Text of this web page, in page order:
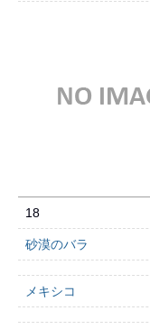
18
砂漠のバラ
メキシコ